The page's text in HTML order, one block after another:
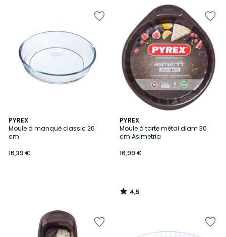
PYREX
Moule à manqué classic 26
cm
16,39 €
PYREX
Moule à tarte métal diam 30
cm Asimetria
16,99 €
4,5
/ 5
4,5
/